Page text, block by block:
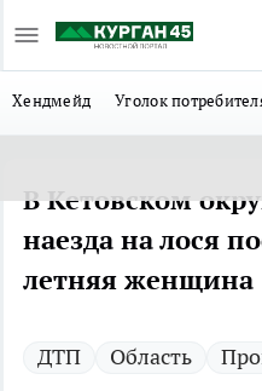
Хендмейд Уголок
В Кетовском
наезда на лося
летняя женщина
ДТП Область